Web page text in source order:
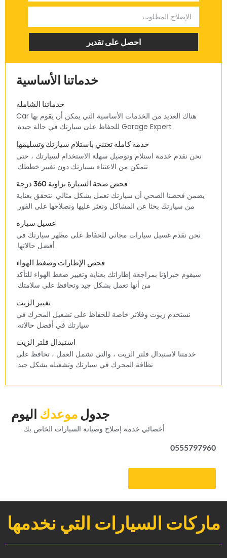
‏احصل على تقدير‏
‏خدماتنا الأساسية‏
‏خدماتنا الشاملة‏
‏هناك العديد من الخدمات الأساسية التي يمكن أن يقوم بها Car
Garage Expert للحفاظ على سيارتك في حالة جيدة.‏
‏خدمة كاملة تعتني باستلام سيارتك وتسليمها‏
‏نحن نقدم خدمة استلام وتوصيل سهلة الاستخدام لسيارتك ، حتى
تتمكن من الاعتناء بسيارتك دون تغيير خططك.‏
‏فحص صحة السيارة بزاوية 360 درجة‏
‏يضمن فحصنا الصحي أن سيارتك تعمل بشكل مثالي. نتحقق بعناية
من سيارتك بحثا عن المشاكل ونعثر عليها ونصلاحها على الفور.‏
غسيل سيارة
‏نحن نقدم غسيل سيارات مجاني للحفاظ على مظهر سيارتك في
أفضل حالاتها.‏
‏فحص الإطارات وضغط الهواء‏
‏سيقوم خبراؤنا بمراجعة إطاراتك بعناية وتغيير ضغط الهواء للتأكد
من أنها تعمل بشكل جيد وتحافظ على سلامتك.‏
‏تغيير الزيت‏
‏نستخدم زيوت وفلاتر خاصة للحفاظ على تشغيل المحرك في
سيارتك في أفضل حالاته.‏
‏استبدال فلتر الزيت‏
‏خدمتنا لاستبدال فلتر الزيت ، والتي تشمل العمل ، تحافظ على
نظافة المحرك في سيارتك وتشغيله بشكل جيد.‏
‏جدول‏‏موعدك‏ ‏اليوم‏
‏أخصائي خدمة إصلاح وصيانة السيارات الخاص بك‏
0555797960
ماركات السيارات التي نخدمها